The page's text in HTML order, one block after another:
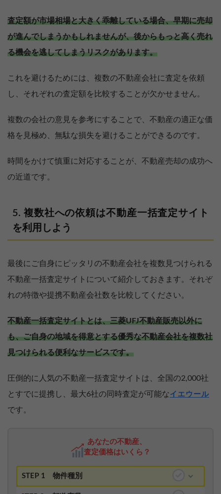
査定額が市場相場と大きく乖離している場合、早期に売却
が進んでしまうかもしれませんが、後からもっと高く売れ
る機会を逃してしまうリスクがあります。
これを避けるためには、複数の不動産会社に査定を依頼
し、それぞれの査定額を比較することが欠かせません。
複数の会社の意見を参考にすることで、不動産の適正な価
格を見極め、無駄な損失を避けることができるのです。
時間をかけて慎重に対応することが、不動産売却の成功へ
の近道です。
複数社への依頼は不動産一括査定サイト
を利用しよう
最後にご自身にピッタリの不動産会社を複数見つけられる
不動産一括査定サイトについて紹介しておきます。それぞ
れの特徴や提携不動産会社数を比較してください。
不動産一括査定サイトとは、三菱UFJ不動産販売以外に
も、ご自身の地域を得意とする優秀な不動産会社を複数社
見つけられる便利なサービスです。
圧倒的に人気の不動産一括査定サイトは、全国の2,000社
とすでに提携し、最大6社の同時査定が可能なイエウール
です。
あなたの不動産、
査定価格はいくら？
STEP 1 物件種別